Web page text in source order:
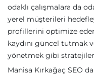
odaklı çalışmalara da
yerel müşterileri
profillerini optimize
kaydını güncel tutmak
yönetmek gibi
Manisa Kırkağaç SEO